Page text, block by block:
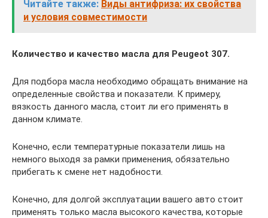
Читайте также: Виды антифриза: их свойства
и условия совместимости
Количество и качество масла для Peugeot 307.
Для подбора масла необходимо обращать внимание на
определенные свойства и показатели. К примеру,
вязкость данного масла, стоит ли его применять в
данном климате.
Конечно, если температурные показатели лишь на
немного выходя за рамки применения, обязательно
прибегать к смене нет надобности.
Конечно, для долгой эксплуатации вашего авто стоит
применять только масла высокого качества, которые